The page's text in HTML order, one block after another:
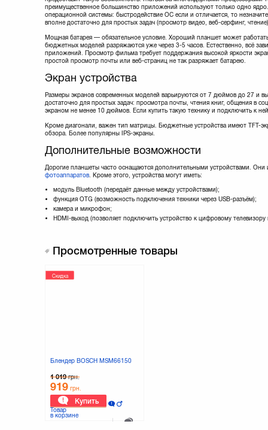
преимущественное большинство приложений используют только одно
операционной системы: быстродействие ОС если и отличается, то
вполне достаточно для простых задач (просмотр видео, веб-серфинг,
Мощная батарея — обязательное условие. Хороший планшет может
бюджетных моделей разряжаются уже через 3-5 часов. Естественно, всё
приложений. Просмотр фильма требует поддержания высокой яркости
простой просмотр почты или веб-страниц не так разряжает батарею.
Экран устройства
Размеры экранов современных моделей варьируются от 7 дюймов до 27 и
достаточно для простых задач: просмотра почты, чтения книг, общения в
экраном не менее 10 дюймов. Если купить такую технику и подключить к
Кроме диагонали, важен тип матрицы. Бюджетные устройства имеют TFT-
обзора. Более популярны IPS-экраны.
Дополнительные возможности
Дорогие планшеты часто оснащаются дополнительными устройствами.
фотоаппаратов. Кроме этого, устройства могут иметь:
модуль Bluetooth (передаёт данные между устройствами);
функция OTG (возможность подключения техники через USB-разъём);
камера и микрофон;
HDMI-выход (позволяет подключить устройство к цифровому
Просмотренные товары
Скидка
Блендер BOSCH MSM66150
1 019 грн.
919 грн.
Купить
Товар
в корзине